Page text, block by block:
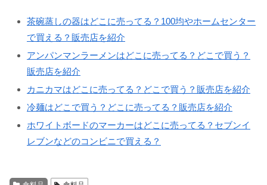
茶碗蒸しの器はどこに売ってる？100均やホームセンター
で買える？販売店を紹介
アンパンマンラーメンはどこに売ってる？どこで買う？
販売店を紹介
カニカマはどこに売ってる？どこで買う？販売店を紹介
冷麺はどこで買う？どこに売ってる？販売店を紹介
ホワイトボードのマーカーはどこに売ってる？セブンイ
レブンなどのコンビニで買える？